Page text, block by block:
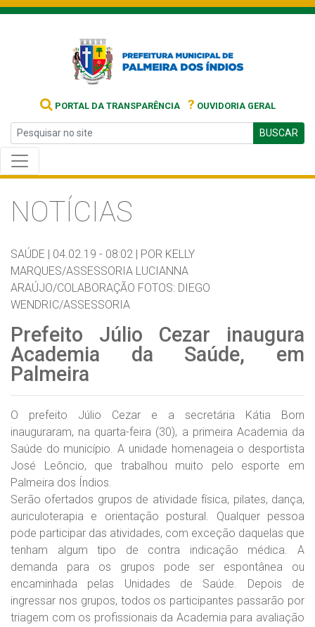
PORTAL DA TRANSPARÊNCIA ? OUVIDORIA GERAL
BUSCAR
NOTÍCIAS
SAÚDE | 04.02.19 - 08:02 | POR KELLY
MARQUES/ASSESSORIA LUCIANNA
ARAÚJO/COLABORAÇÃO FOTOS: DIEGO
WENDRIC/ASSESSORIA
Prefeito Júlio Cezar inaugura
Academia da Saúde, em
Palmeira
O prefeito Júlio Cezar e a secretária Kátia Born
inauguraram, na quarta-feira (30), a primeira Academia da
Saúde do município. A unidade homenageia o desportista
José Leôncio, que trabalhou muito pelo esporte em
Palmeira dos Índios.
Serão ofertados grupos de atividade física, pilates, dança,
auriculoterapia e orientação postural. Qualquer pessoa
pode participar das atividades, com exceção daquelas que
tenham algum tipo de contra indicação médica. A
demanda para os grupos pode ser espontânea ou
encaminhada pelas Unidades de Saúde. Depois de
ingressar nos grupos, todos os participantes passarão por
triagem com os profissionais da Academia para avaliação